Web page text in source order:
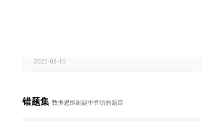
2025-03-10
错题集 数据思维刷题中答错的题目